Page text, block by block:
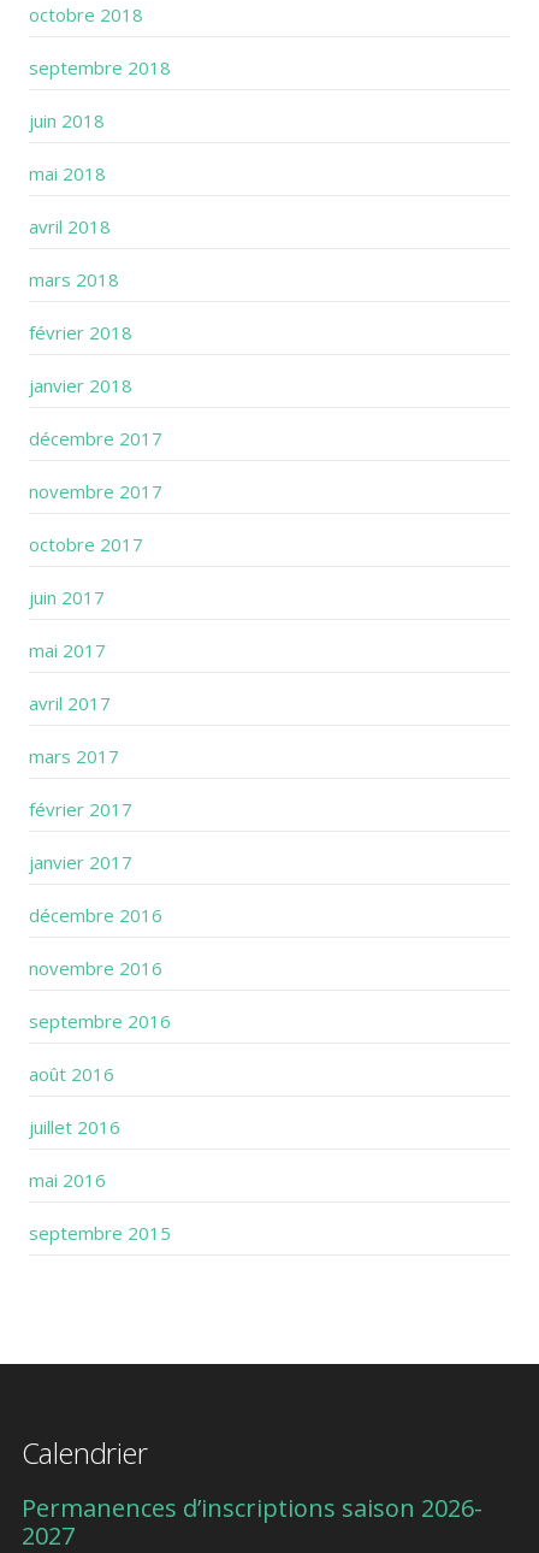
octobre 2018
septembre 2018
juin 2018
mai 2018
avril 2018
mars 2018
février 2018
janvier 2018
décembre 2017
novembre 2017
octobre 2017
juin 2017
mai 2017
avril 2017
mars 2017
février 2017
janvier 2017
décembre 2016
novembre 2016
septembre 2016
août 2016
juillet 2016
mai 2016
septembre 2015
Calendrier
Permanences d’inscriptions saison 2026-
2027